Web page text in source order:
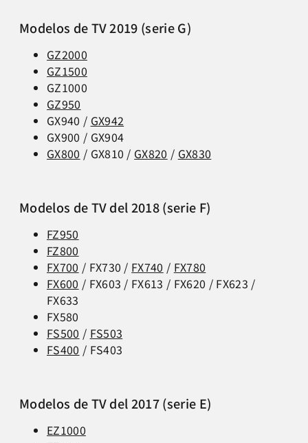
Modelos de TV 2019 (serie G)
GZ2000
GZ1500
GZ1000
GZ950
GX940 / GX942
GX900 / GX904
GX800 / GX810 / GX820 / GX830
Modelos de TV del 2018 (serie F)
FZ950
FZ800
FX700 / FX730 / FX740 / FX780
FX600 / FX603 / FX613 / FX620 / FX623 /
FX633
FX580
FS500 / FS503
FS400 / FS403
Modelos de TV del 2017 (serie E)
EZ1000